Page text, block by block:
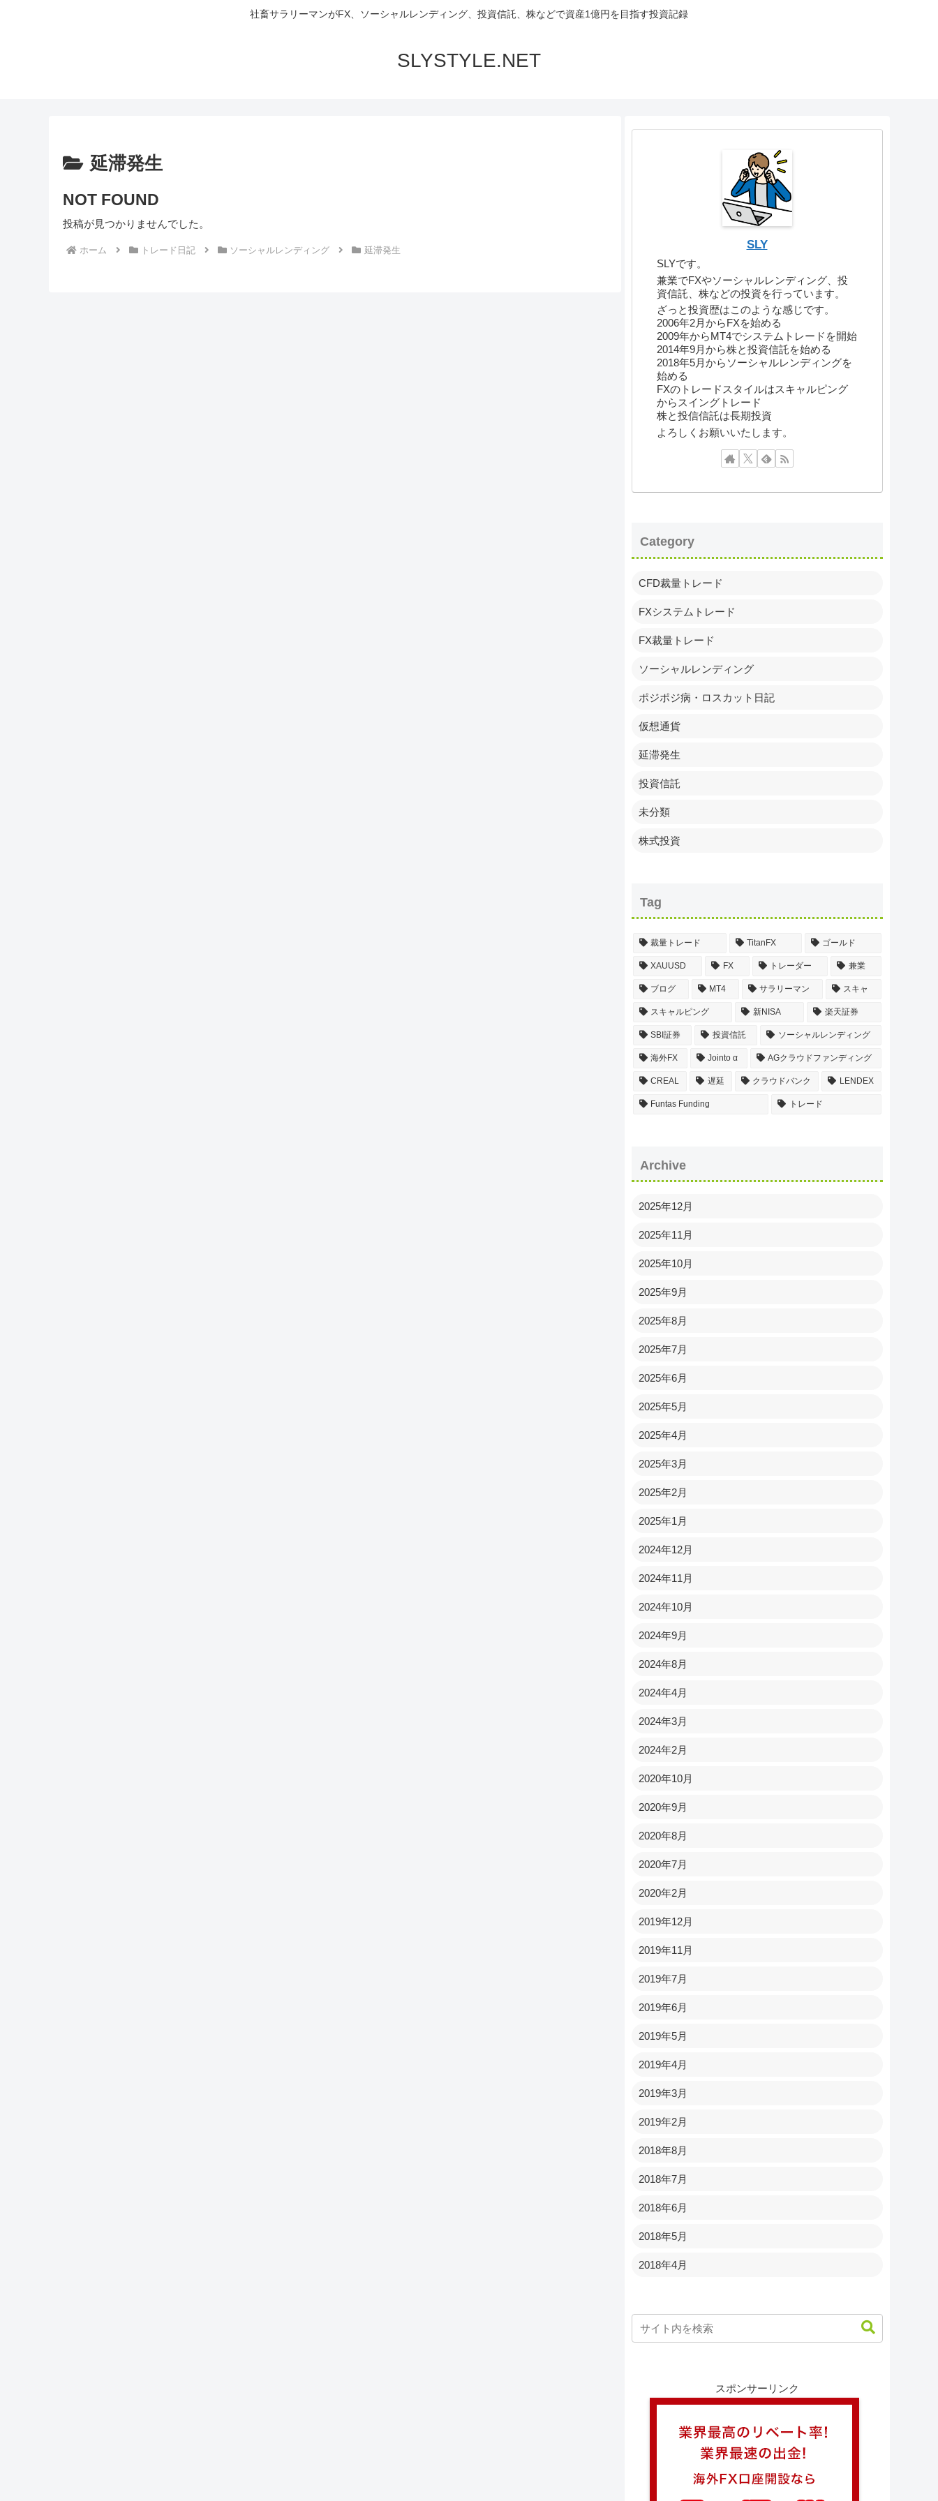
社畜サラリーマンがFX、ソーシャルレンディング、投資信託、株などで資産1億円を目指す投資記録
SLYSTYLE.NET
延滞発生
NOT FOUND
投稿が見つかりませんでした。
ホーム トレード日記 ソーシャルレンディング 延滞発生 SLY
SLYです。
兼業でFXやソーシャルレンディング、投
資信託、株などの投資を行っています。
ざっと投資歴はこのような感じです。
2006年2月からFXを始める
2009年からMT4でシステムトレードを開始
2014年9月から株と投資信託を始める
2018年5月からソーシャルレンディングを
始める
FXのトレードスタイルはスキャルピング
からスイングトレード
株と投信信託は長期投資
よろしくお願いいたします。
Category
CFD裁量トレード
FXシステムトレード
FX裁量トレード
ソーシャルレンディング
ポジポジ病・ロスカット日記
仮想通貨
延滞発生
投資信託
未分類
株式投資
Tag
裁量トレード TitanFX ゴールド
XAUUSD FX トレーダー 兼業
ブログ MT4 サラリーマン スキャ
スキャルピング 新NISA 楽天証券
SBI証券 投資信託 ソーシャルレンディング
海外FX Jointo α AGクラウドファンディング
CREAL 遅延 クラウドバンク LENDEX
Funtas Funding トレード
Archive
2025年12月
2025年11月
2025年10月
2025年9月
2025年8月
2025年7月
2025年6月
2025年5月
2025年4月
2025年3月
2025年2月
2025年1月
2024年12月
2024年11月
2024年10月
2024年9月
2024年8月
2024年4月
2024年3月
2024年2月
2020年10月
2020年9月
2020年8月
2020年7月
2020年2月
2019年12月
2019年11月
2019年7月
2019年6月
2019年5月
2019年4月
2019年3月
2019年2月
2018年8月
2018年7月
2018年6月
2018年5月
2018年4月
スポンサーリンク